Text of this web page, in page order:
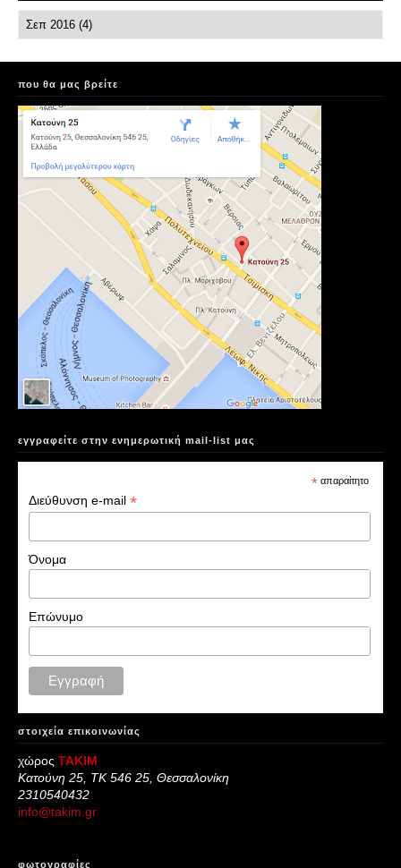
που θα μας βρείτε
εγγραφείτε στην ενημερωτική mail-list μας
* απαραίτητο
Διεύθυνση e-mail*
Όνομα
Επώνυμο
στοιχεία επικοινωνίας
χώρος ΤΑΚΙΜ
Κατούνη 25, ΤΚ 546 25, Θεσσαλονίκη
2310540432
info@takim.gr
φωτογραφίες